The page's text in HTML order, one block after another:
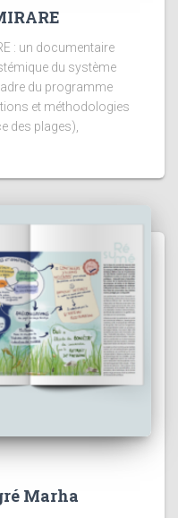
: un documentaire
du système
du programme
et méthodologies
des plages),
Marha